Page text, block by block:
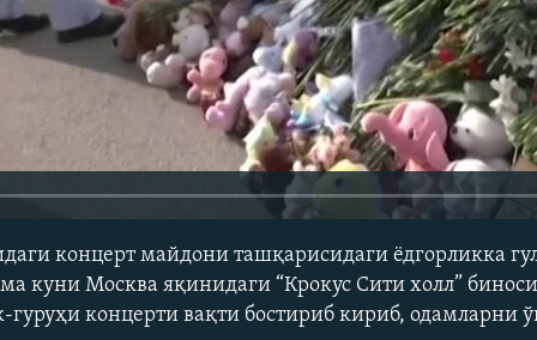
концерт майдони ташқарисидаги ёдгорликка
куни Москва яқинидаги “Крокус Сити холл”
концерти вақти бостириб кириб, одамларни